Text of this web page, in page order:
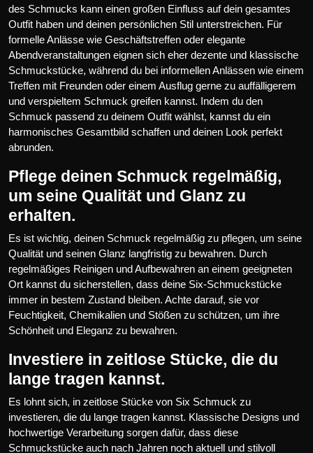
des Schmucks kann einen großen Einfluss auf dein gesamtes
Outfit haben und deinen persönlichen Stil unterstreichen. Für
formelle Anlässe wie Geschäftstreffen oder elegante
Abendveranstaltungen eignen sich eher dezente und klassische
Schmuckstücke, während du bei informellen Anlässen wie einem
Treffen mit Freunden oder einem Ausflug gerne zu auffälligerem
und verspieltem Schmuck greifen kannst. Indem du den
Schmuck passend zu deinem Outfit wählst, kannst du ein
harmonisches Gesamtbild schaffen und deinen Look perfekt
abrunden.
Pflege deinen Schmuck regelmäßig,
um seine Qualität und Glanz zu
erhalten.
Es ist wichtig, deinen Schmuck regelmäßig zu pflegen, um seine
Qualität und seinen Glanz langfristig zu bewahren. Durch
regelmäßiges Reinigen und Aufbewahren an einem geeigneten
Ort kannst du sicherstellen, dass deine Six-Schmuckstücke
immer in bestem Zustand bleiben. Achte darauf, sie vor
Feuchtigkeit, Chemikalien und Stößen zu schützen, um ihre
Schönheit und Eleganz zu bewahren.
Investiere in zeitlose Stücke, die du
lange tragen kannst.
Es lohnt sich, in zeitlose Stücke von Six Schmuck zu
investieren, die du lange tragen kannst. Klassische Designs und
hochwertige Verarbeitung sorgen dafür, dass diese
Schmuckstücke auch nach Jahren noch aktuell und stilvoll